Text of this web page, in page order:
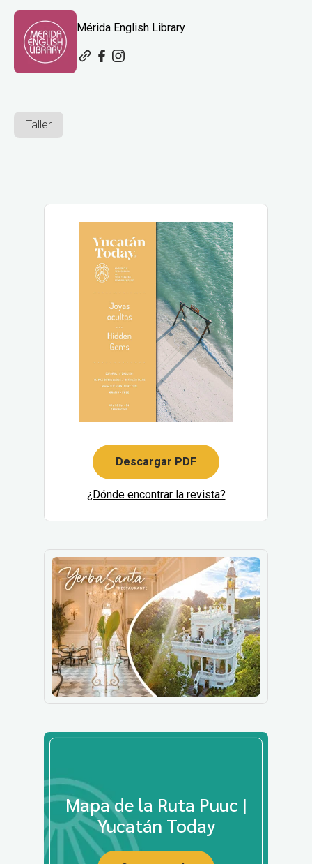
Mérida English Library
Taller
Descargar PDF
¿Dónde encontrar la revista?
Mapa de la Ruta Puuc |
Yucatán Today